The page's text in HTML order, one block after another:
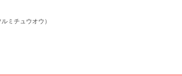
ミチュウオウ）